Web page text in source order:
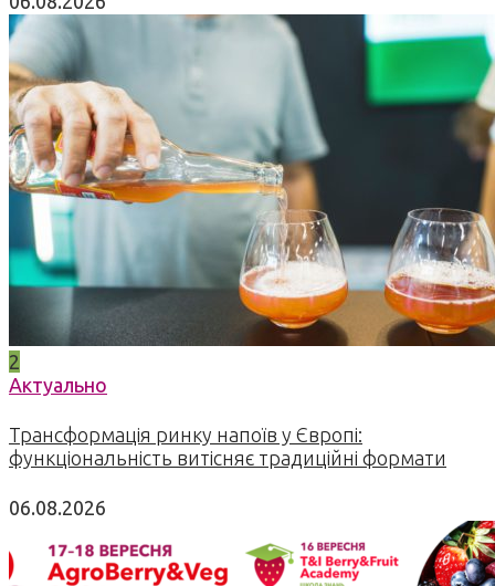
2
Актуально
Трансформація ринку напоїв у Європі:
функціональність витісняє традиційні формати
06.08.2026